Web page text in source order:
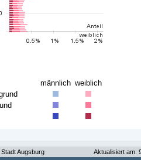
männlich weiblich
Augsburg Aktualisiert am: